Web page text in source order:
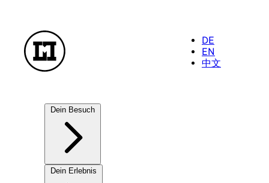
DE
EN
中文
Dein Besuch
Unsere Häuser
Dein Erlebnis